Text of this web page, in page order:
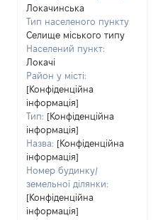
Локачинська
Тип населеного пункту:
Селище міського типу
Населений пункт:
Локачі
Район у місті:
[Конфіденційна
інформація]
Тип: [Конфіденційна
інформація]
Назва: [Конфіденційна
інформація]
Номер будинку/
земельної ділянки:
[Конфіденційна
інформація]